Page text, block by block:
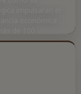
dólares al año.